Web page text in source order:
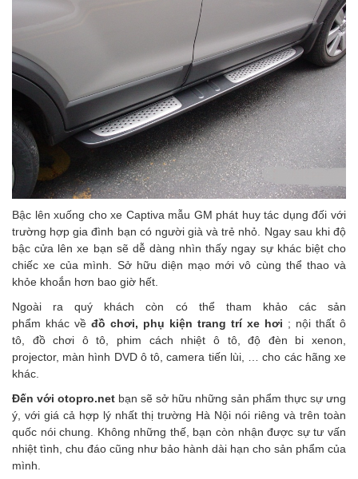
Bậc lên xuống cho xe Captiva mẫu GM phát huy tác dụng đối với
trường hợp gia đình bạn có người già và trẻ nhỏ. Ngay sau khi độ
bậc cửa lên xe bạn sẽ dễ dàng nhìn thấy ngay sự khác biệt cho
chiếc xe của mình. Sở hữu diện mạo mới vô cùng thể thao và
khỏe khoắn hơn bao giờ hết.
Ngoài ra quý khách còn có thể tham khảo các sản
phẩm khác về đồ chơi, phụ kiện trang trí xe hơi ; nội thất ô
tô
đồ chơi ô tô , phim cách nhiệt ô tô, độ đèn bi xenon,
projector, màn hình DVD ô tô, camera tiến lùi, … cho các hãng xe
khác.
Đến với otopro.net bạn sẽ sở hữu những sản phẩm thực sự ưng
ý, với giá cả hợp lý nhất thị trường Hà Nội nói riêng và trên toàn
quốc nói chung. Không những thế, bạn còn nhận được sự tư vấn
nhiệt tình, chu đáo cũng như bảo hành dài hạn cho sản phẩm của
mình.